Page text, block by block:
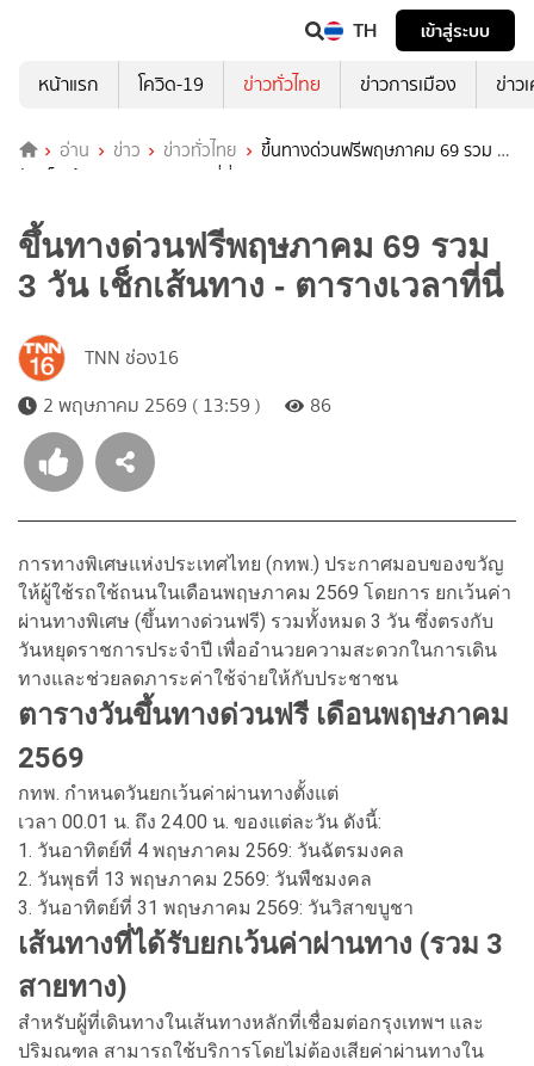
TH
เข้าสู่ระบบ
หน้าแรก
โควิด-19 ข่าวทั่วไทย ข่าวการเมือง ข่าว
อ่าน ข่าว ข่าวทั่วไทย
ขึ้นทางด่วนฟรีพฤษภาคม 69 รวม 3
วัน เช็กเส้นทาง - ตารางเวลาที่นี่
ขึ้นทางด่วนฟรีพฤษภาคม 69 รวม
3 วัน เช็กเส้นทาง - ตารางเวลาที่นี่
TNN ช่อง16
2 พฤษภาคม 2569 ( 13:59 )
86
การทางพิเศษแห่งประเทศไทย (กทพ.) ประกาศมอบของขวัญ
ให้ผู้ใช้รถใช้ถนนในเดือนพฤษภาคม 2569 โดยการ ยกเว้นค่า
ผ่านทางพิเศษ (ขึ้นทางด่วนฟรี) รวมทั้งหมด 3 วัน ซึ่งตรงกับ
วันหยุดราชการประจำปี เพื่ออำนวยความสะดวกในการเดิน
ทางและช่วยลดภาระค่าใช้จ่ายให้กับประชาชน
ตารางวันขึ้นทางด่วนฟรี เดือนพฤษภาคม
2569
กทพ. กำหนดวันยกเว้นค่าผ่านทางตั้งแต่
เวลา 00.01 น. ถึง 24.00 น. ของแต่ละวัน ดังนี้:
1. วันอาทิตย์ที่ 4 พฤษภาคม 2569: วันฉัตรมงคล
2. วันพุธที่ 13 พฤษภาคม 2569: วันพืชมงคล
3. วันอาทิตย์ที่ 31 พฤษภาคม 2569: วันวิสาขบูชา
เส้นทางที่ได้รับยกเว้นค่าผ่านทาง (รวม 3
สายทาง)
สำหรับผู้ที่เดินทางในเส้นทางหลักที่เชื่อมต่อกรุงเทพฯ และ
ปริมณฑล สามารถใช้บริการโดยไม่ต้องเสียค่าผ่านทางใน